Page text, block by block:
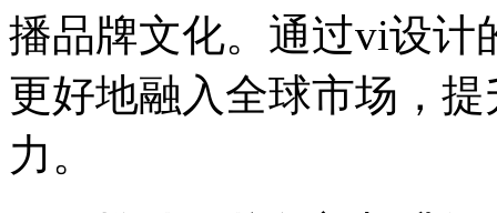
播品牌文化。通过vi设计
更好地融入全球市场，
力。